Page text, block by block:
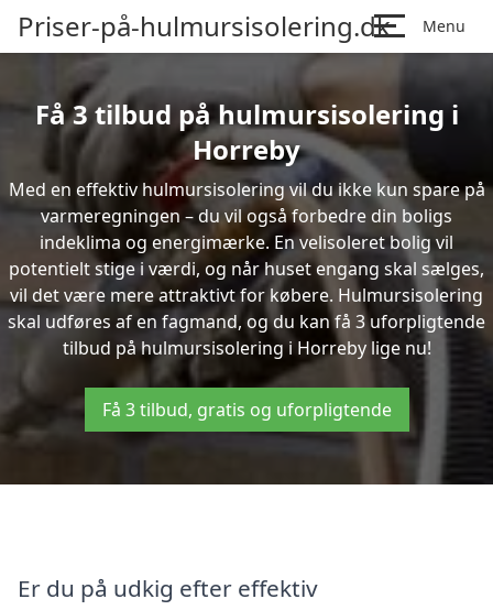
Priser-på-hulmursisolering.dk Menu
Få 3 tilbud på hulmursisolering i
Horreby
Med en effektiv hulmursisolering vil du ikke kun spare på
varmeregningen – du vil også forbedre din boligs
indeklima og energimærke. En velisoleret bolig vil
potentielt stige i værdi, og når huset engang skal sælges,
vil det være mere attraktivt for købere. Hulmursisolering
skal udføres af en fagmand, og du kan få 3 uforpligtende
tilbud på hulmursisolering i Horreby lige nu!
Få 3 tilbud, gratis og uforpligtende
Er du på udkig efter effektiv